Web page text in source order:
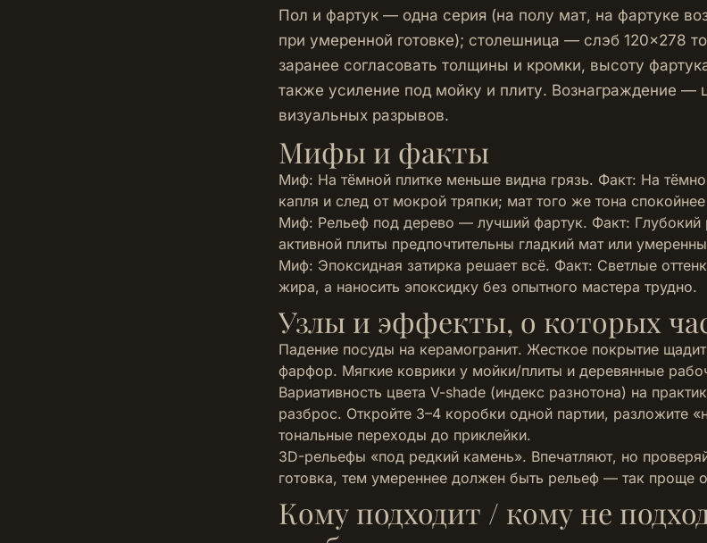
Пол и фартук — одна серия (на полу мат, на фартуке
при умеренной готовке); столешница — слэб 120×278
заранее согласовать толщины и кромки, высоту
также усиление под мойку и плиту. Вознаграждение —
визуальных разрывов.
Мифы и факты
Миф: На тёмной плитке меньше видна грязь. Факт: На
капля и след от мокрой тряпки; мат того же тона
Миф: Рельеф под дерево — лучший фартук. Факт: Глубокий
активной плиты предпочтительны гладкий мат или
Миф: Эпоксидная затирка решает всё. Факт: Светлые
жира, а наносить эпоксидку без опытного мастера трудно.
Узлы и эффекты, о которых
Падение посуды на керамогранит. Жесткое покрытие
фарфор. Мягкие коврики у мойки/плиты и деревянные
Вариативность цвета V-shade (индекс разнотона) на
разброс. Откройте 3–4 коробки одной партии, разложите
тональные переходы до приклейки.
3D-рельефы «под редкий камень». Впечатляют, но
готовка, тем умереннее должен быть рельеф — так проще
Кому подходит / кому не